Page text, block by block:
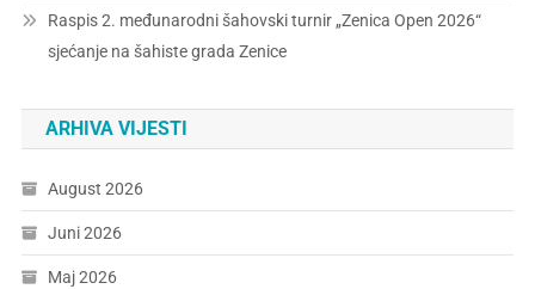
Raspis 2. međunarodni šahovski turnir „Zenica Open 2026“
sjećanje na šahiste grada Zenice
ARHIVA VIJESTI
August 2026
Juni 2026
Maj 2026